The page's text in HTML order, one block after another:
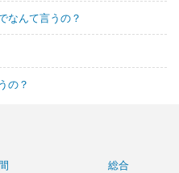
なんて言うの？
の？
総合